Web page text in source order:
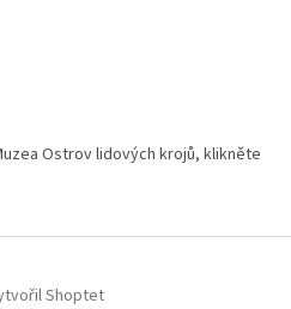
Ostrov lidových krojů, klikněte
Shoptet